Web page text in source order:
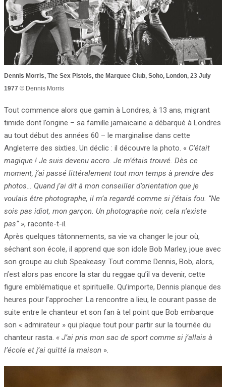
Dennis Morris, The Sex Pistols, the Marquee Club, Soho, London, 23 July
1977 © Dennis Morris
Tout commence alors que gamin à Londres, à 13 ans, migrant
timide dont l’origine – sa famille jamaïcaine a débarqué à Londres
au tout début des années 60 – le marginalise dans cette
Angleterre des sixties. Un déclic : il découvre la photo. « C’était
magique ! Je suis devenu accro. Je m’étais trouvé. Dès ce
moment, j’ai passé littéralement tout mon temps à prendre des
photos… Quand j’ai dit à mon conseiller d’orientation que je
voulais être photographe, il m’a regardé comme si j’étais fou. “Ne
sois pas idiot, mon garçon. Un photographe noir, cela n’existe
pas“ », raconte-t-il.
Après quelques tâtonnements, sa vie va changer le jour où,
séchant son école, il apprend que son idole Bob Marley, joue avec
son groupe au club Speakeasy. Tout comme Dennis, Bob, alors,
n’est alors pas encore la star du reggae qu’il va devenir, cette
figure emblématique et spirituelle. Qu’importe, Dennis planque des
heures pour l’approcher. La rencontre a lieu, le courant passe de
suite entre le chanteur et son fan à tel point que Bob embarque
son « admirateur » qui plaque tout pour partir sur la tournée du
chanteur rasta. « J’ai pris mon sac de sport comme si j’allais à
l’école et j’ai quitté la maison ».